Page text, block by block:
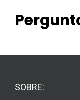
SOBRE: